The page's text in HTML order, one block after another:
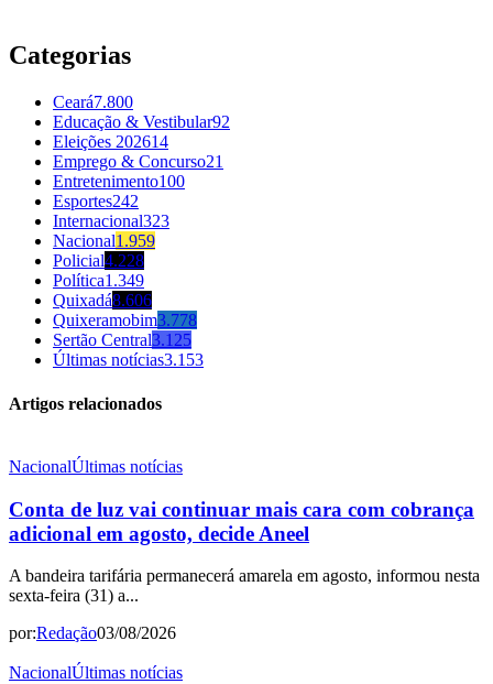
Categorias
Ceará7.800
Educação & Vestibular92
Eleições 202614
Emprego & Concurso21
Entretenimento100
Esportes242
Internacional323
Nacional1.959
Policial4.228
Política1.349
Quixadá8.606
Quixeramobim3.778
Sertão Central3.125
Últimas notícias3.153
Artigos relacionados
NacionalÚltimas notícias
Conta de luz vai continuar mais cara com cobrança
adicional em agosto, decide Aneel
A bandeira tarifária permanecerá amarela em agosto, informou nesta
sexta-feira (31) a...
por:Redação03/08/2026
NacionalÚltimas notícias